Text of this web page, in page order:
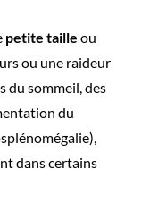
petite taille ou
ou une raideur
du sommeil, des
du
dans certains